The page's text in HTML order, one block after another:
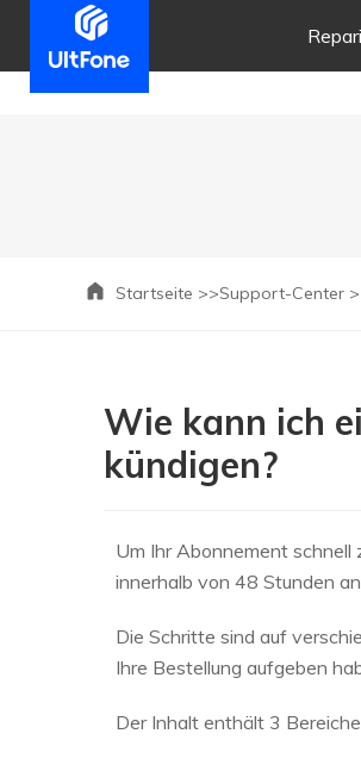
Startseite >>Support-Center
Wie kann ich
kündigen?
Um Ihr Abonnement schnell
innerhalb von 48 Stunden
Die Schritte sind auf
Ihre Bestellung aufgeben
Der Inhalt enthält 3